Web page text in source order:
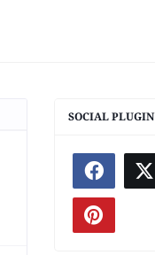
SOCIAL PLUGIN